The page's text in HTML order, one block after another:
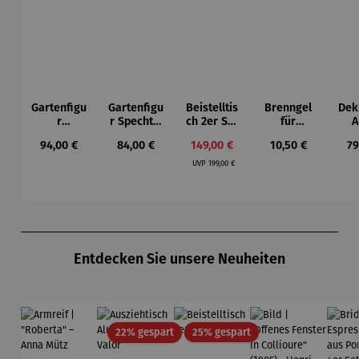
Gartenfigu
r
t Vogel -
Regulärer Preis:
94,00 €
Gartenfigu
r Specht -
Bhire
Regulärer Preis:
84,00 €
Beistelltis
ch 2er Set
Verkaufspreis:
149,00 €
UVP Regulärer Preis:
199,00 €
Brenngel
für
elle -
Regulärer Preis:
10,50 €
Entdecken Sie unsere Neuheiten
22% gespartRabatt25% gespartRabatt